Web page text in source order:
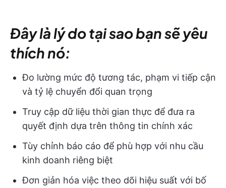
Đây là lý do tại sao bạn sẽ yêu
thích nó:
Đo lường mức độ tương tác, phạm vi tiếp cận
và tỷ lệ chuyển đổi quan trọng
Truy cập dữ liệu thời gian thực để đưa ra
quyết định dựa trên thông tin chính xác
Tùy chỉnh báo cáo để phù hợp với nhu cầu
kinh doanh riêng biệt
Đơn giản hóa việc theo dõi hiệu suất với bố